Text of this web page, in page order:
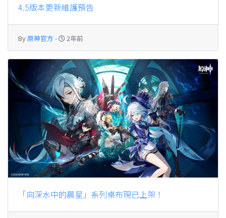
4.5版本更新維護預告
By原神官方 - 2年前
「向深水中的晨星」系列桌布現已上架！